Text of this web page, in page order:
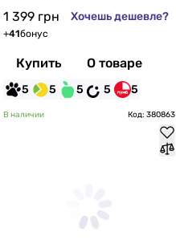
1 399 грн Хочешь дешевле?
+41бонус
Купить О товаре
5 5 5 5 5
В наличии Код: 380863